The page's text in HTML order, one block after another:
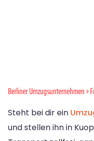
Berliner Umzugsunternehmen»
Steht bei dir ein
und stellen ihn in